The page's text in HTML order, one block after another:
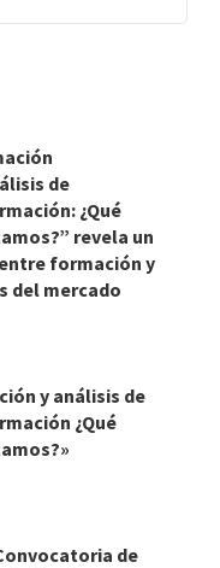
de
¿Qué
revela un
formación y
del mercado
y análisis de
¿Qué
de